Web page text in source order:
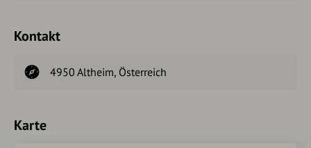
Kontakt
4950 Altheim, Österreich
Karte